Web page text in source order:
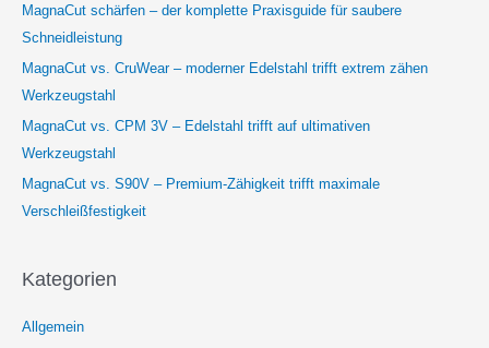
MagnaCut schärfen – der komplette Praxisguide für saubere
Schneidleistung
MagnaCut vs. CruWear – moderner Edelstahl trifft extrem zähen
Werkzeugstahl
MagnaCut vs. CPM 3V – Edelstahl trifft auf ultimativen
Werkzeugstahl
MagnaCut vs. S90V – Premium-Zähigkeit trifft maximale
Verschleißfestigkeit
Kategorien
Allgemein